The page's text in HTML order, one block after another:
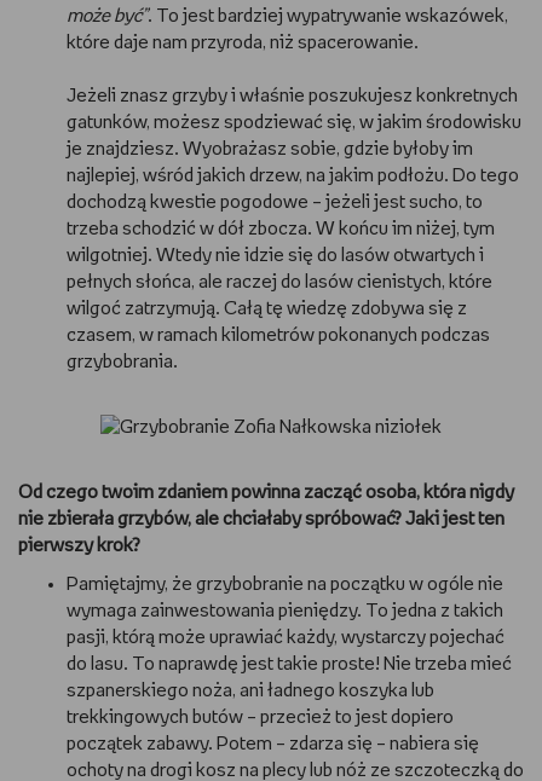
może być”. To jest bardziej wypatrywanie wskazówek,
które daje nam przyroda, niż spacerowanie.
Jeżeli znasz grzyby i właśnie poszukujesz konkretnych
gatunków, możesz spodziewać się, w jakim środowisku
je znajdziesz. Wyobrażasz sobie, gdzie byłoby im
najlepiej, wśród jakich drzew, na jakim podłożu. Do tego
dochodzą kwestie pogodowe – jeżeli jest sucho, to
trzeba schodzić w dół zbocza. W końcu im niżej, tym
wilgotniej. Wtedy nie idzie się do lasów otwartych i
pełnych słońca, ale raczej do lasów cienistych, które
wilgoć zatrzymują. Całą tę wiedzę zdobywa się z
czasem, w ramach kilometrów pokonanych podczas
grzybobrania.
Od czego twoim zdaniem powinna zacząć osoba, która nigdy
nie zbierała grzybów, ale chciałaby spróbować? Jaki jest ten
pierwszy krok?
Pamiętajmy, że grzybobranie na początku w ogóle nie
wymaga zainwestowania pieniędzy. To jedna z takich
pasji, którą może uprawiać każdy, wystarczy pojechać
do lasu. To naprawdę jest takie proste! Nie trzeba mieć
szpanerskiego noża, ani ładnego koszyka lub
trekkingowych butów – przecież to jest dopiero
początek zabawy. Potem – zdarza się – nabiera się
ochoty na drogi kosz na plecy lub nóż ze szczoteczką do